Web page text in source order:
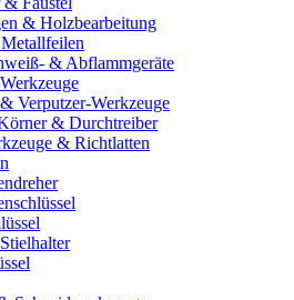
& Holzbearbeitung
& Abflammgeräte
Verputzer-Werkzeuge
& Durchtreiber
& Richtlatten